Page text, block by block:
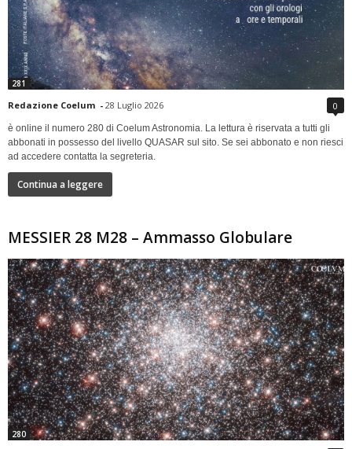
281
Redazione Coelum - 28 Luglio 2026 0
è online il numero 280 di Coelum Astronomia. La lettura è riservata a tutti gli
abbonati in possesso del livello QUASAR sul sito. Se sei abbonato e non riesci
ad accedere contatta la segreteria.
Continua a leggere
MESSIER 28 M28 – Ammasso Globulare
280